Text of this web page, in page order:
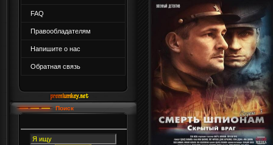
FAQ
Правообладателям
Напишите о нас
Обратная связь
Поиск